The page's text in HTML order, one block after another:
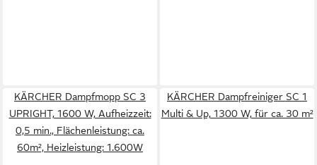
KÄRCHER Dampfmopp SC 3
UPRIGHT, 1600 W, Aufheizzeit:
0,5 min., Flächenleistung: ca.
60m², Heizleistung: 1.600W
KÄRCHER Dampfreiniger SC 1
Multi & Up, 1300 W, für ca. 30 m²